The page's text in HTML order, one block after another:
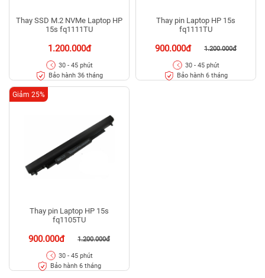
Thay SSD M.2 NVMe Laptop HP
15s fq1111TU
1.200.000đ
30 - 45 phút
Bảo hành 36 tháng
Thay pin Laptop HP 15s
fq1111TU
900.000đ 1.200.000đ
30 - 45 phút
Bảo hành 6 tháng
Thay pin Laptop HP 15s
fq1105TU
900.000đ 1.200.000đ
Giảm 25%
30 - 45 phút
Bảo hành 6 tháng